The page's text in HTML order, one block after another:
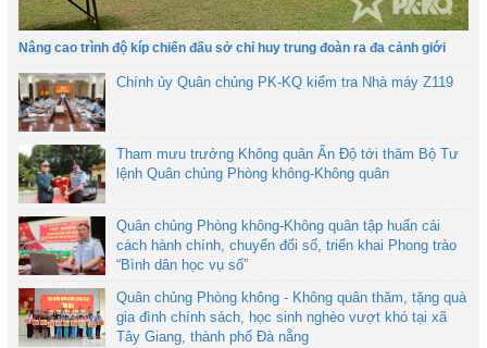
Nâng cao trình độ kíp chiến đấu sở chỉ huy trung đoàn ra đa cảnh giới
Chính ủy Quân chủng PK-KQ kiểm tra Nhà máy Z119
Tham mưu trưởng Không quân Ấn Độ tới thăm Bộ Tư
lệnh Quân chủng Phòng không-Không quân
Quân chủng Phòng không-Không quân tập huấn cải
cách hành chính, chuyển đổi số, triển khai Phong trào
“Bình dân học vụ số”
Quân chủng Phòng không - Không quân thăm, tặng quà
gia đình chính sách, học sinh nghèo vượt khó tại xã
Tây Giang, thành phố Đà nẵng